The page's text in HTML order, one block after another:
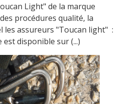
Light" de la marque
procédures qualité, la
les assureurs "Toucan light" :
disponible sur (...)